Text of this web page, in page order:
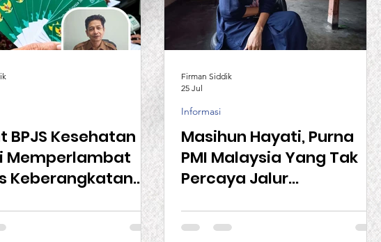
BPJS Kesehatan
Memperlambat
Keberangkatan
Masihun Hayati, Purna
PMI Malaysia Yang Tak
Percaya Jalur
Informasi
Firman Siddik
25 Jul